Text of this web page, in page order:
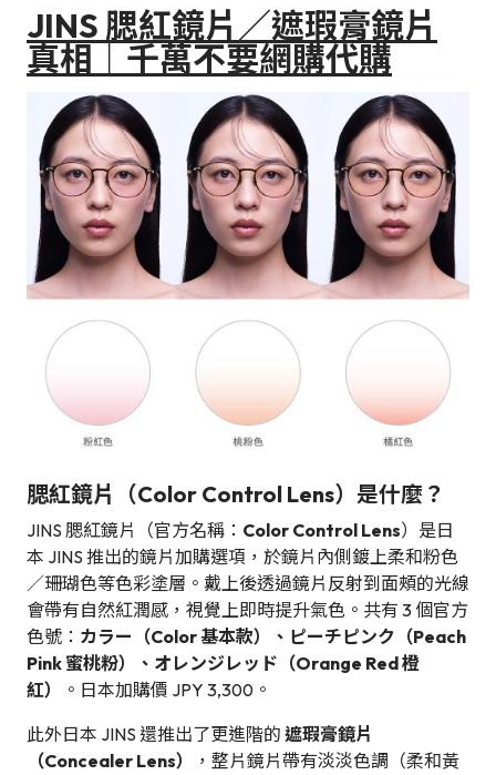
JINS 腮紅鏡片／遮瑕膏鏡片
真相｜千萬不要網購代購
腮紅鏡片（Color Control Lens）是什麼？
JINS 腮紅鏡片（官方名稱： Color Control Lens）是日
本 JINS 推出的鏡片加購選項，於鏡片內側鍍上柔和粉色
／珊瑚色等色彩塗層。戴上後透過鏡片反射到面頰的光線
會帶有自然紅潤感，視覺上即時提升氣色。共有 3 個官方
色號： カラー（Color 基本款）、ピーチピンク（Peach
Pink 蜜桃粉）、オレンジレッド（Orange Red 橙
紅）
。日本加購價 JPY 3,300。
此外日本 JINS 還推出了更進階的 遮瑕膏鏡片
（Concealer Lens）
，整片鏡片帶有淡淡色調（柔和黃